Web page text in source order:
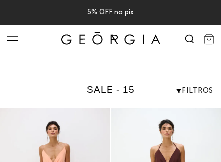
5% OFF no pix
FILTROS
SALE - 15